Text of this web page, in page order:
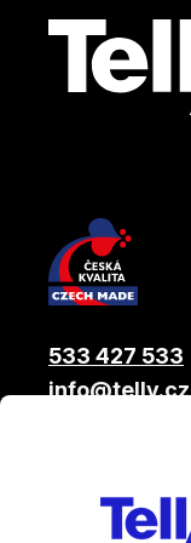
533 427 533
info@telly.cz